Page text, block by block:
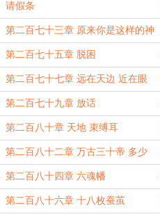
请假条
第二百七十三章 原来你是这样的神
王
第二百七十五章 脱困
第二百七十七章 远在天边 近在眼
前
第二百七十九章 放话
第二百八十章 天地 束缚耳
第二百八十二章 万古三十帝 多少
圣贤尘灰中
第二百八十四章 六魂幡
第二百八十六章 十八枚蚕茧